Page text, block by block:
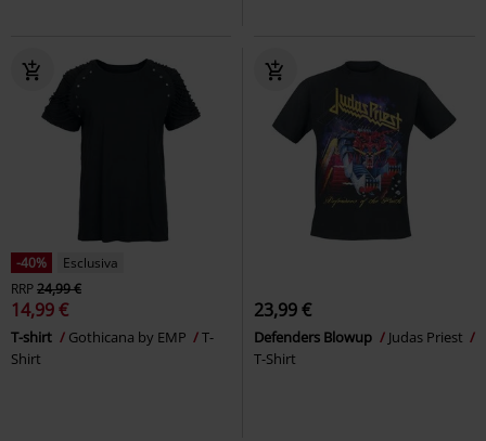
-40%
Esclusiva
RRP24,99 €
14,99 €
T-shirt Gothicana by EMP
T-
Shirt
23,99 €
Defenders Blowup
Judas Priest
T-Shirt